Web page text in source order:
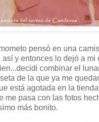
pensó en una
así y entonces lo dejó a mi
combinar el
de la que ya me
está agotada en la
me pasa con las fotos
más bonito.